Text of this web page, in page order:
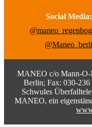
Social Media:
MANEO c/o Mann-O-
Berlin; Fax: 030-
Schwules
MANEO, ein